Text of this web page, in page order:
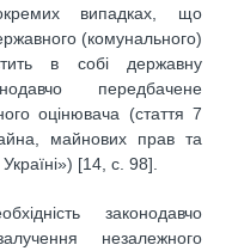
випадках, що
(комунального)
в собі державну
передбачене
оцінювача (стаття 7
майнових прав та
[14, с. 98].
законодавчо
незалежного